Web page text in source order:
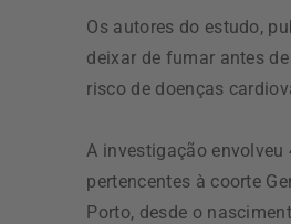
Os autores do estudo,
deixar de fumar antes
risco de doenças
A investigação
pertencentes à coorte
Porto, desde o